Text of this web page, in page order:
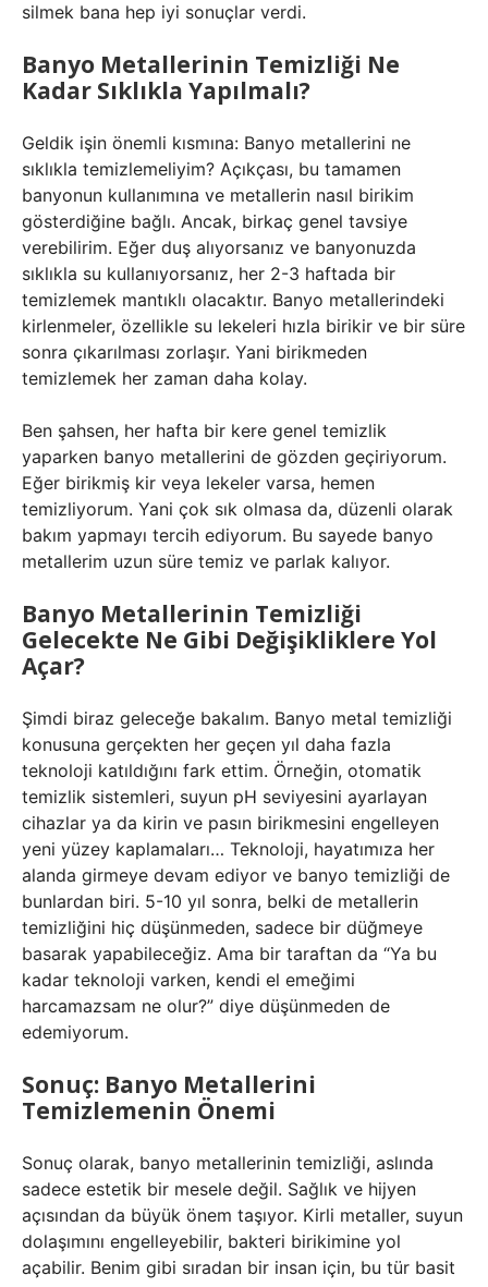
silmek bana hep iyi sonuçlar verdi.
Banyo Metallerinin Temizliği Ne
Kadar Sıklıkla Yapılmalı?
Geldik işin önemli kısmına: Banyo metallerini ne
sıklıkla temizlemeliyim? Açıkçası, bu tamamen
banyonun kullanımına ve metallerin nasıl birikim
gösterdiğine bağlı. Ancak, birkaç genel tavsiye
verebilirim. Eğer duş alıyorsanız ve banyonuzda
sıklıkla su kullanıyorsanız, her 2-3 haftada bir
temizlemek mantıklı olacaktır. Banyo metallerindeki
kirlenmeler, özellikle su lekeleri hızla birikir ve bir süre
sonra çıkarılması zorlaşır. Yani birikmeden
temizlemek her zaman daha kolay.
Ben şahsen, her hafta bir kere genel temizlik
yaparken banyo metallerini de gözden geçiriyorum.
Eğer birikmiş kir veya lekeler varsa, hemen
temizliyorum. Yani çok sık olmasa da, düzenli olarak
bakım yapmayı tercih ediyorum. Bu sayede banyo
metallerim uzun süre temiz ve parlak kalıyor.
Banyo Metallerinin Temizliği
Gelecekte Ne Gibi Değişikliklere Yol
Açar?
Şimdi biraz geleceğe bakalım. Banyo metal temizliği
konusuna gerçekten her geçen yıl daha fazla
teknoloji katıldığını fark ettim. Örneğin, otomatik
temizlik sistemleri, suyun pH seviyesini ayarlayan
cihazlar ya da kirin ve pasın birikmesini engelleyen
yeni yüzey kaplamaları… Teknoloji, hayatımıza her
alanda girmeye devam ediyor ve banyo temizliği de
bunlardan biri. 5-10 yıl sonra, belki de metallerin
temizliğini hiç düşünmeden, sadece bir düğmeye
basarak yapabileceğiz. Ama bir taraftan da “Ya bu
kadar teknoloji varken, kendi el emeğimi
harcamazsam ne olur?” diye düşünmeden de
edemiyorum.
Sonuç: Banyo Metallerini
Temizlemenin Önemi
Sonuç olarak, banyo metallerinin temizliği, aslında
sadece estetik bir mesele değil. Sağlık ve hijyen
açısından da büyük önem taşıyor. Kirli metaller, suyun
dolaşımını engelleyebilir, bakteri birikimine yol
açabilir. Benim gibi sıradan bir insan için, bu tür basit